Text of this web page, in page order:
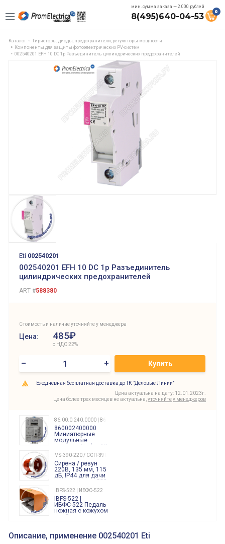
мин. сумма заказа — 2.000 рублей
8(495)640-04-53 0
Каталог
Тиристоры, диоды, предохранители, регуляторы мощности
Компоненты для защиты фотоэлектрических PV-систем
002540201 EFH 10 DC 1p Разъединитель цилиндрических предохранителей
Eti 002540201
002540201 EFH 10 DC 1p Разъединитель
цилиндрических предохранителей
ART #588380
Стоимость и наличие уточняйте у менеджера
Цена: 485₽
с НДС 22%
– + Купить
Ежедневная бесплатная доставка до ТК "Деловые Линии"
Цена актуальна на дату: 12.01.2023г.
Цена более трех месяцев не актуальна, уточняйте у менеджеров
86.00.0.240.0000 | 860002400000
860002400000
Миниатюрные
модульные
таймеры Finder, 12-
240 Вольт AC/DC
Finder
86.00.0.240.0000
MS-390-220 / ССП-390 220В
Сирена / ревун
220В, 135 мм, 115
дБ, IP44 для дачи
производства 220
Вольт звук ситены
"пожарная
тревога"
IBFS-522 | ИБФС-522
IBFS-522 |
ИБФС-522 Педаль
ножная с кожухом
двойная,
15Ампер 250В
XVR13M05L
Маячок
Описание, применение 002540201 Eti